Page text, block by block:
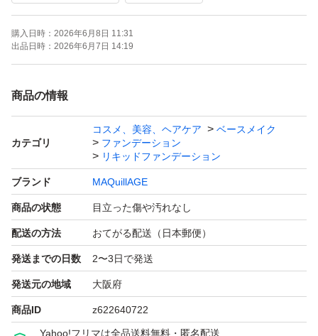
よろしくお願いいたします。
購入日時： 2026年6月8日 11:31
出品日時： 2026年6月7日 14:19
商品の情報
カテゴリ
コスメ、美容、ヘアケア
ベースメイク
ファンデーション
リキッドファンデーション
ブランド MAQuillAGE
商品の状態 目立った傷や汚れなし
配送の方法 おてがる配送（日本郵便）
発送までの日数 2〜3日で発送
発送元の地域 大阪府
商品ID z622640722
Yahoo!フリマは全品送料無料・匿名配送